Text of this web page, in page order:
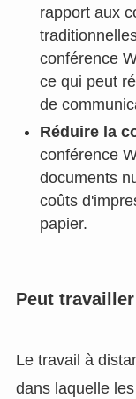
rapport aux
conférence
ce qui peut
de
Réduire la
conférence
documents
coûts
papier.
Peut
Le travail à
dans laquelle